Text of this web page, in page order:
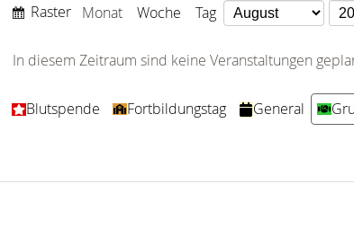
Anzeigen
Raster Monat Woche Tag Monat
Jahr
In diesem Zeitraum sind keine Veranstaltungen
Kategorien
Blutspende Fortbildungstag General